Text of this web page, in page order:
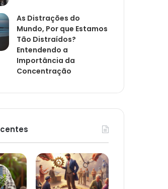
As Distrações do
Mundo, Por que Estamos
Tão Distraídos?
Entendendo a
Importância da
Concentração